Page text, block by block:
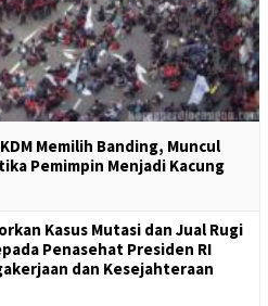
Memilih Banding, Muncul
Pemimpin Menjadi Kacung
Kasus Mutasi dan Jual Rugi
Penasehat Presiden RI
dan Kesejahteraan